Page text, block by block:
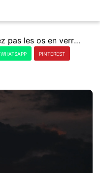
Vous nâ€™avez pas les os en verre, vous pouvez vous cogner Ã la vie.
WHATSAPP PINTEREST